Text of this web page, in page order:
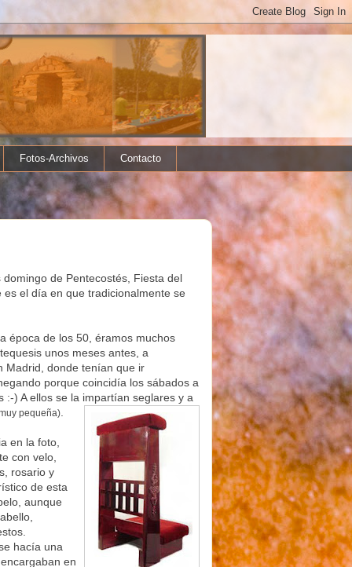
Fotos-Archivos Contacto
de Pentecostés, Fiesta del
el día en que tradicionalmente se
época de los 50, éramos muchos
unos meses antes, a
Madrid, donde tenían que ir
porque coincidía los sábados a
:-) A ellos se la impartían seglares y a
pequeña)
en la foto,
con velo,
rosario y
de esta
aunque
hacía una
en